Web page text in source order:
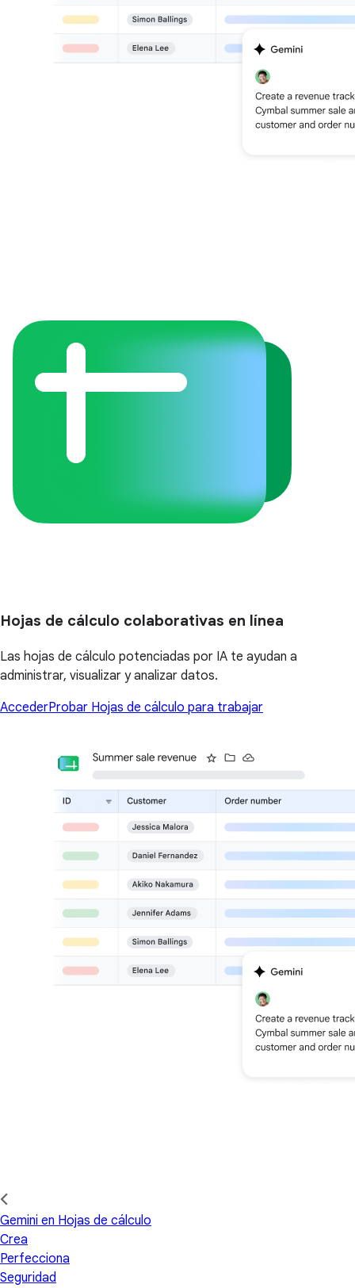
Hojas de cálculo colaborativas en línea
Las hojas de cálculo potenciadas por IA te ayudan a
administrar, visualizar y analizar datos.
AccederProbar Hojas de cálculo para trabajar
Gemini en Hojas de cálculo
Crea
Perfecciona
Seguridad